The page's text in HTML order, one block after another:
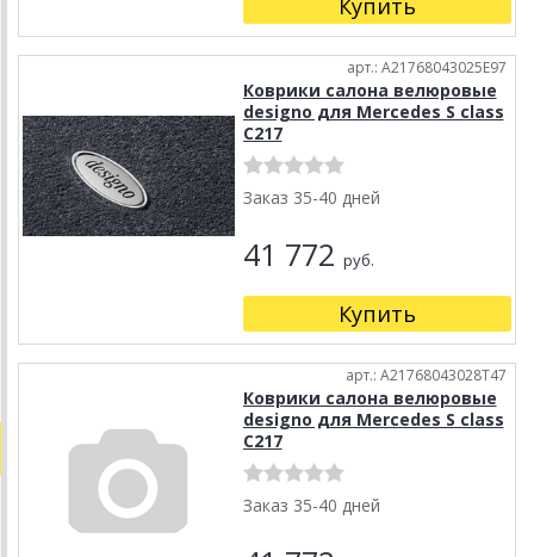
Купить
арт.: A21768043025E97
Коврики салона велюровые
designo для Mercedes S class
C217
Заказ 35-40 дней
41 772 руб.
Купить
арт.: A21768043028T47
Коврики салона велюровые
designo для Mercedes S class
C217
Заказ 35-40 дней